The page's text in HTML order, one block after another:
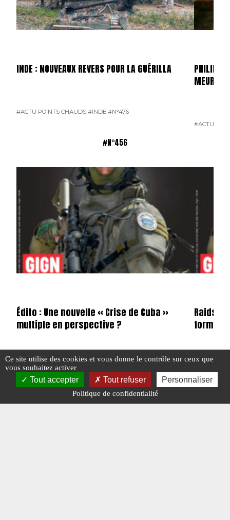
INDE : NOUVEAUX REVERS POUR LA GUÉRILLA
#ACTU POINTS CHAUDS #INDE #N°476
#ACTU
#N°456
Édito : Une nouvelle « Crise de Cuba »
multiple en perspective ?
#EDITO #N°456
Raids
format
#RÉPUBLIQUE DÉMOCRATIQUE DU CONGO
Ce site utilise des cookies et vous donne le contrôle sur ceux que
vous souhaitez activer
Tout accepter Tout refuser Personnaliser
Politique de confidentialité